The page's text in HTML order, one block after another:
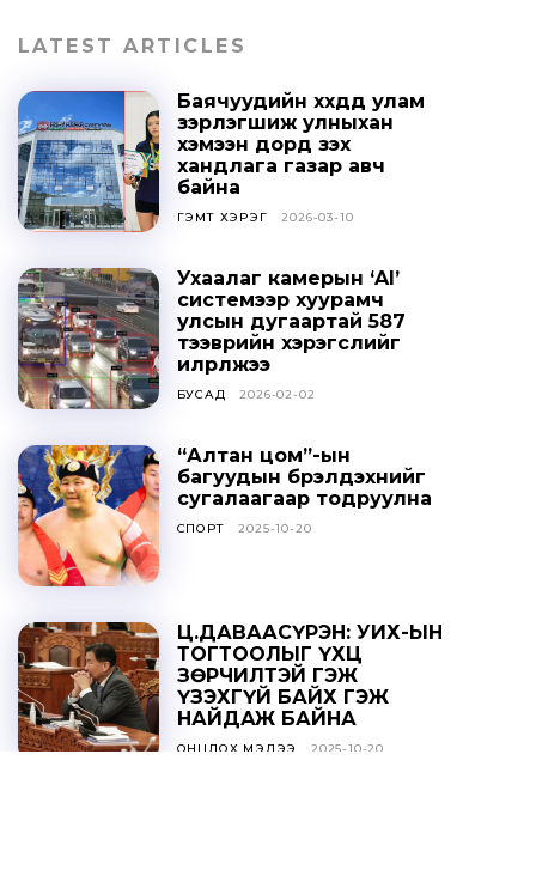
LATEST ARTICLES
Баячуудийн хүүхдүүд улам
зэрлэгшиж улныхан
хэмээн дорд үзэх
хандлага газар авч
байна
ГЭМТ ХЭРЭГ 2026-03-10
Ухаалаг камерын ‘AI’
системээр хуурамч
улсын дугаартай 587
тээврийн хэрэгслийг
илрүүлжээ
БУСАД 2026-02-02
“Алтан цом”-ын
багуудын бүрэлдэхүүнийг
сугалаагаар тодруулна
СПОРТ 2025-10-20
Ц.ДАВААСҮРЭН: УИХ-ЫН
ТОГТООЛЫГ ҮХЦ
ЗӨРЧИЛТЭЙ ГЭЖ
ҮЗЭХГҮЙ БАЙХ ГЭЖ
НАЙДАЖ БАЙНА
ОНЦЛОХ МЭДЭЭ 2025-10-20